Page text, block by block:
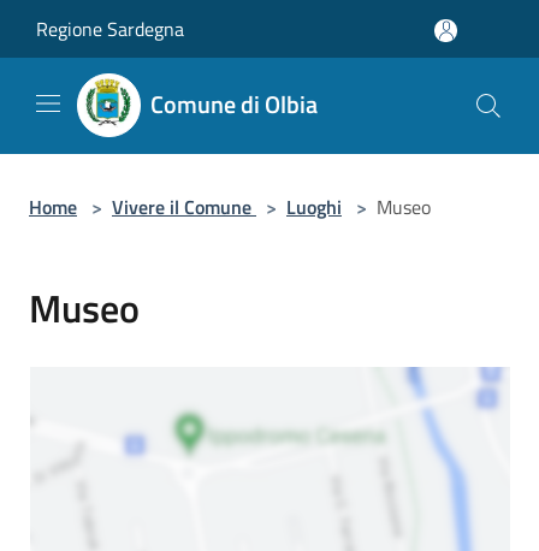
Regione Sardegna
Comune di Olbia
Home > Vivere il Comune > Luoghi > Museo
Museo